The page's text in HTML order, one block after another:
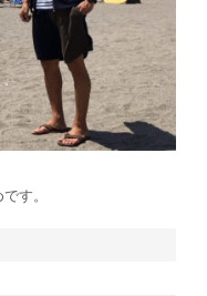
す。